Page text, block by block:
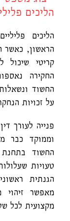
הליכים
הליכים
הראשון, כאשר
קריטי
החקירה
החשוד
על זכויות
פנייה לעורך
וממוקד כבר
החשוד
טעויות
הגנתית
מאפשר זיהוי
מקצועית לכל